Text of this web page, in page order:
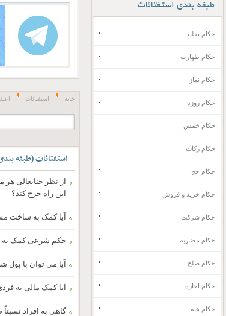
خانه استفتائات
استفتائات(طبقه
از نظر جنابعالی
این راه خرج کند؟
آیا کمک به ساخت
حکم شرعی کمک به
آیا می توان با پول
آیا کمک مالی به
گاهی به افراد
طبقه بندی استفتائات
احکام تقلید
احکام طهارت
احکام نماز
احکام روزه
احکام خمس
احکام زکات
احکام حج
احکام خرید و فروش
احکام شرکت
احکام مضاربه
احکام صلح
احکام اجاره
احکام هبه